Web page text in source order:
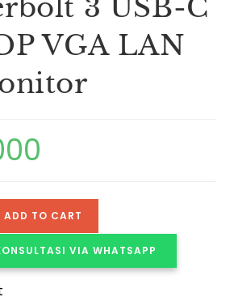
3 USB-C
VGA LAN
ADD TO CART
VIA WHATSAPP